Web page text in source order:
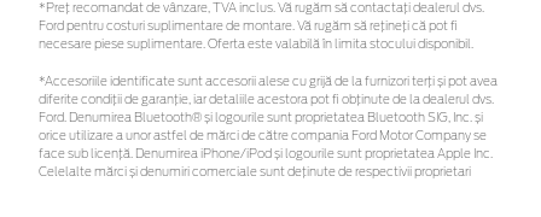
*Preţ recomandat de vânzare, TVA inclus. Vă rugăm să contactaţi dealerul dvs.
Ford pentru costuri suplimentare de montare. Vă rugăm să rețineți că pot fi
necesare piese suplimentare. Oferta este valabilă în limita stocului disponibil.
*Accesoriile identificate sunt accesorii alese cu grijă de la furnizori terți și pot avea
diferite condiții de garanție, iar detaliile acestora pot fi obținute de la dealerul dvs.
Ford. Denumirea Bluetooth® și logourile sunt proprietatea Bluetooth SIG, Inc. și
orice utilizare a unor astfel de mărci de către compania Ford Motor Company se
face sub licență. Denumirea iPhone/iPod și logourile sunt proprietatea Apple Inc.
Celelalte mărci și denumiri comerciale sunt deținute de respectivii proprietari